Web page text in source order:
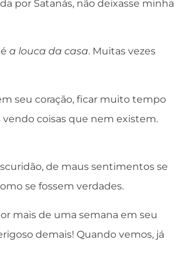
por Satanás, não deixasse minha
a louca da casa. Muitas vezes
seu coração, ficar muito tempo
coisas que nem existem.
de maus sentimentos se
se fossem verdades.
mais de uma semana em seu
demais! Quando vemos, já